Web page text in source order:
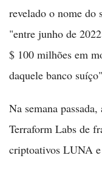
revelado o nome do
"entre junho de
$ 100 milhões em
daquele banco
Na semana passada,
Terraform Labs de
criptoativos LUNA